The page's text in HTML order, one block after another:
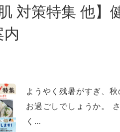
対策特集 他
ようやく残暑がすぎ、
お過ごしでしょうか。
く…